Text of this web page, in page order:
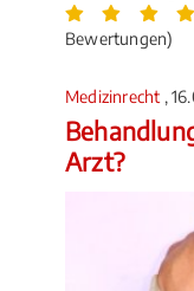
Bewertungen)
Medizinrecht ,
Arzt?